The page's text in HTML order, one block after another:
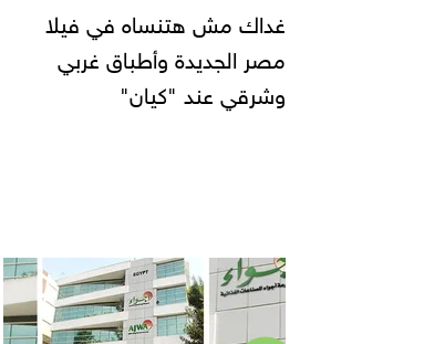
غداك مش هتنساه في فيلا
مصر الجديدة وأطباق غربي
وشرقي عند "كيان"